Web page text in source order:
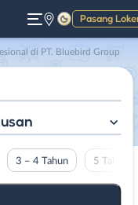
Pasang
Gelap
di PT. Bluebird Group
3 – 4 Tahun 5 Tahun